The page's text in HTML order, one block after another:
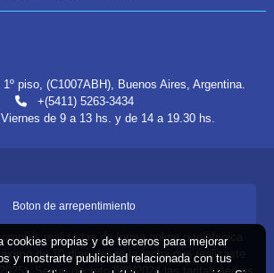
piso, (C1007ABH), Buenos Aires, Argentina.
+(5411) 5263-3434
de 9 a 13 hs. y de 14 a 19.30 hs.
Boton de arrepentimiento
realizadas de forma online o telefonica
de 10 días desde la fecha que realizaste
cookies propias y de terceros para mejorar
y mostrarte publicidad relacionada con tus